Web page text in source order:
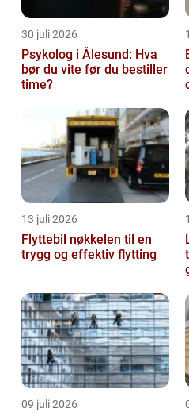
30 juli 2026
Psykolog i Ålesund: Hva
bør du vite før du bestiller
time?
13 juli 2026
Flyttebil nøkkelen til en
trygg og effektiv flytting
09 juli 2026